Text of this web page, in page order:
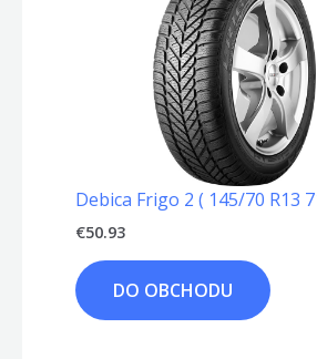
Debica Frigo 2 ( 145/70 R13
€50.93
DO OBCHODU